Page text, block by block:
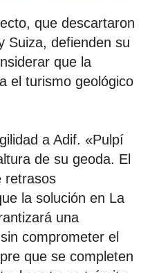
que descartaron
Suiza, defienden su
que la
el turismo geológico
a Adif. «Pulpí
de su geoda. El
retrasos
la solución en La
una
comprometer el
que se completen